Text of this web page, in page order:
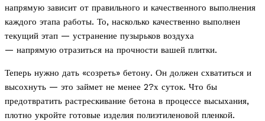
напрямую зависит от правильного и качественного выполнения
каждого этапа работы. То, насколько качественно выполнен
текущий этап — устранение пузырьков воздуха
— напрямую отразиться на прочности вашей плитки.
Теперь нужно дать «созреть» бетону. Он должен схватиться и
высохнуть — это займет не менее 2?х суток. Что бы
предотвратить растрескивание бетона в процессе высыхания,
плотно укройте готовые изделия полиэтиленовой пленкой.